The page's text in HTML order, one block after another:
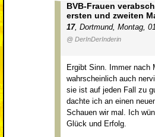
BVB-Frauen
ersten und zweiten
17, Dortmund, Montag,
@ DerInDerInderin
Ergibt Sinn. Immer nach
wahrscheinlich auch
sie ist auf jeden Fall zu
dachte ich an einen
Schauen wir mal. Ich
Glück und Erfolg.